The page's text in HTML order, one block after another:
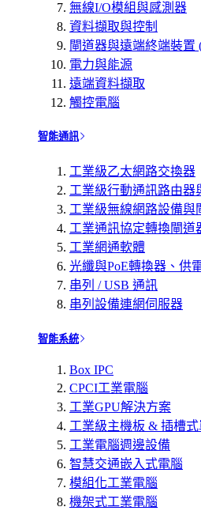
無線I/O模組與感測器
資料擷取與控制
閘道器與遠端終端裝置
電力與能源
遠端資料擷取
觸控電腦
智能通訊
工業級乙太網路交換器
工業級行動通訊路由器
工業級無線網路設備與
工業通訊協定轉換閘道
工業網通軟體
光纖與PoE轉換器、供
串列 / USB 通訊
串列設備連網伺服器
智能系統
Box IPC
CPCI工業電腦
工業GPU解決方案
工業級主機板 & 插槽
工業電腦週邊設備
智慧交通嵌入式電腦
模組化工業電腦
機架式工業電腦